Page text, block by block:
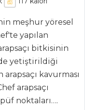
meşhur yöresel
yapılan
bitkisinin
yetiştirildiği
arapsaçı kavurması
arapsaçı
noktaları….